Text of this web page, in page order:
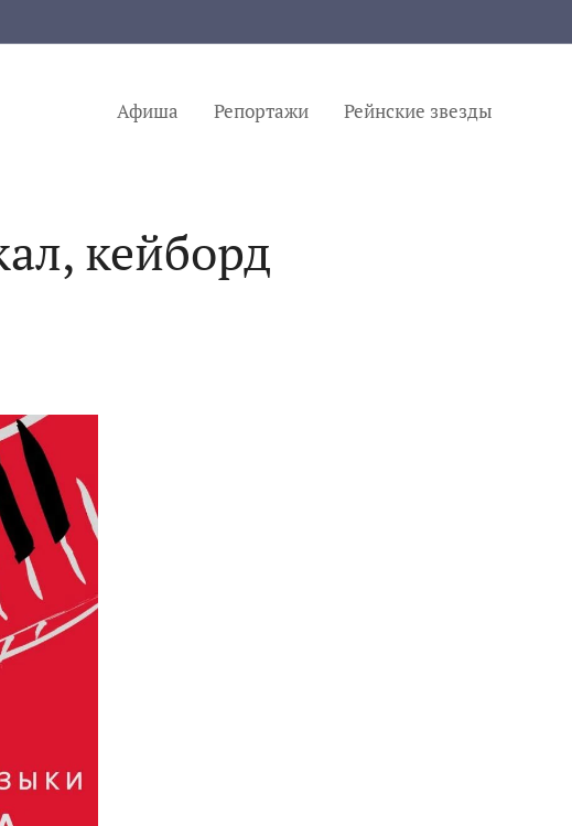
Афиша Репортажи Рейнские звезды
кейборд